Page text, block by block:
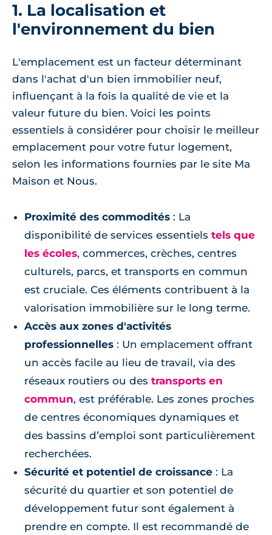
1. La localisation et
l'environnement du bien
L'emplacement est un facteur déterminant
dans l'achat d'un bien immobilier neuf,
influençant à la fois la qualité de vie et la
valeur future du bien. Voici les points
essentiels à considérer pour choisir le meilleur
emplacement pour votre futur logement,
selon les informations fournies par le site Ma
Maison et Nous.
Proximité des commodités : La
disponibilité de services essentiels tels que
les écoles, commerces, crèches, centres
culturels, parcs, et transports en commun
est cruciale. Ces éléments contribuent à la
valorisation immobilière sur le long terme.
Accès aux zones d'activités
professionnelles : Un emplacement offrant
un accès facile au lieu de travail, via des
réseaux routiers ou des transports en
commun, est préférable. Les zones proches
de centres économiques dynamiques et
des bassins d’emploi sont particulièrement
recherchées.
Sécurité et potentiel de croissance : La
sécurité du quartier et son potentiel de
développement futur sont également à
prendre en compte. Il est recommandé de